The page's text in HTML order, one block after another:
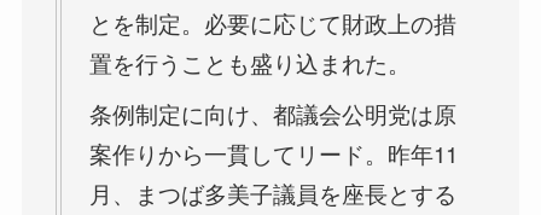
とを制定。必要に応じて財政上の措
置を行うことも盛り込まれた。
条例制定に向け、都議会公明党は原
案作りから一貫してリード。昨年11
月、まつば多美子議員を座長とする